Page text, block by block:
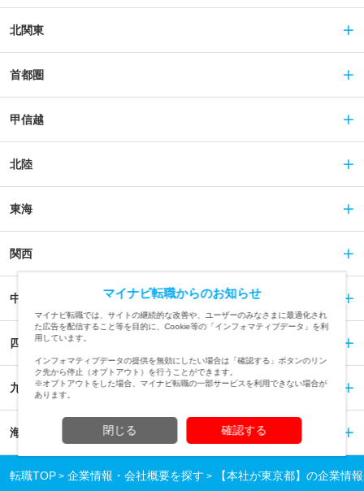
北関東
首都圏
甲信越
北陸
東海
関西
中国
四国
九州
海外
転職TOP 企業情報・会社概要を探す 【本社が東京都】の企業情
マイナビ転職からのお知らせ
マイナビ転職では、サイトの継続的な改善や、ユーザーのみなさまに最適化され
た広告を配信すること等を目的に、Cookie等の「インフォマティブデータ」を利
用しています。
インフォマティブデータの提供を無効にしたい場合は「確認する」ボタンのリン
ク先から停止（オプトアウト）を行うことができます。
※オプトアウトをした場合、マイナビ転職の一部サービスを利用できない場合が
あります。
閉じる 確認する